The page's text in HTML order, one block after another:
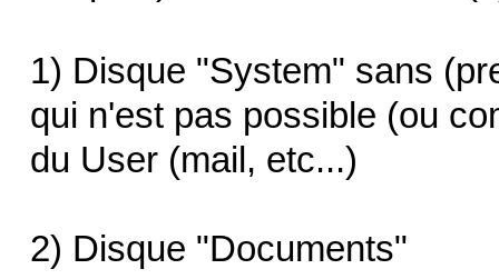
1) Disque "System" sans
qui n'est pas possible (ou
du User (mail, etc...)
2) Disque "Documents"